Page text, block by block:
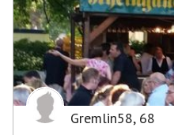
Gremlin58, 68